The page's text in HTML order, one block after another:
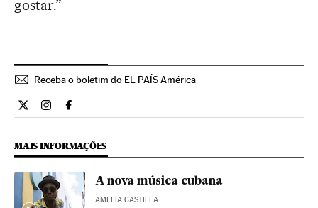
gostar.”
Receba o boletim do EL PAÍS América
Cultura El País Brasil en Twitter
Cultura El País Brasil en Instagram
Cultura El País Brasil en Facebook
MAIS INFORMAÇÕES
A nova música cubana
AMELIA CASTILLA